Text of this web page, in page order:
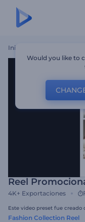
Inicio
Reel
4K+ Exportaciones
Este video preset fue creado
Fashion Collection Reel
Would you like to